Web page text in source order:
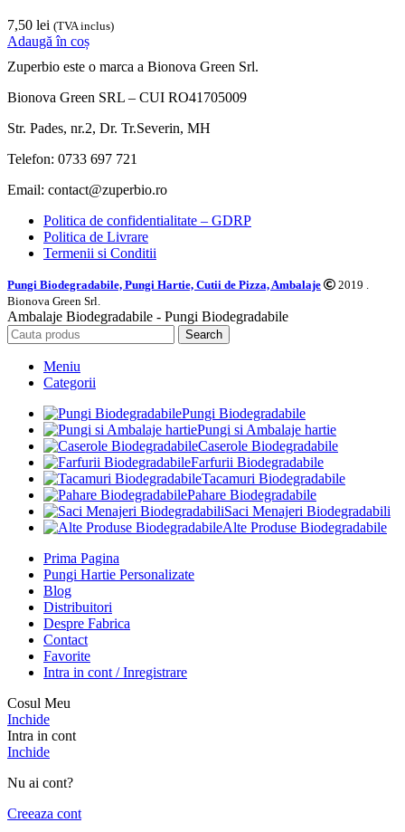
7,50 lei (TVA inclus)
Adaugă în coș
Zuperbio este o marca a Bionova Green Srl.
Bionova Green SRL – CUI RO41705009
Str. Pades, nr.2, Dr. Tr.Severin, MH
Telefon: 0733 697 721
Email: contact@zuperbio.ro
Politica de confidentialitate – GDRP
Politica de Livrare
Termenii si Conditii
Pungi Biodegradabile, Pungi Hartie, Cutii de Pizza, Ambalaje
2019 .
Bionova Green Srl.
Ambalaje Biodegradabile - Pungi Biodegradabile
Search
Meniu
Categorii
Pungi Biodegradabile
Pungi si Ambalaje hartie
Caserole Biodegradabile
Farfurii Biodegradabile
Tacamuri Biodegradabile
Pahare Biodegradabile
Saci Menajeri Biodegradabili
Alte Produse Biodegradabile
Prima Pagina
Pungi Hartie Personalizate
Blog
Distribuitori
Despre Fabrica
Contact
Favorite
Intra in cont / Inregistrare
Cosul Meu
Inchide
Intra in cont
Inchide
Nu ai cont?
Creeaza cont